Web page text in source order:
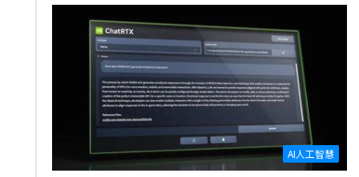
AI人工智慧